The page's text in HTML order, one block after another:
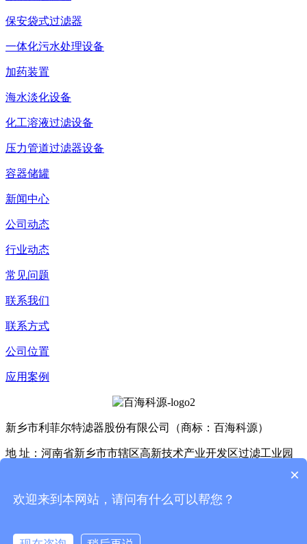
保安袋式过滤器
一体化污水处理设备
加药装置
海水淡化设备
化工溶液过滤设备
压力管道过滤器设备
容器储罐
新闻中心
公司动态
行业动态
常见问题
联系我们
联系方式
公司位置
应用案例
新乡市利菲尔特滤器股份有限公司（商标：百海科源）
地 址：河南省新乡市市辖区高新技术产业开发区过滤工业园
Copyright © 2025 利菲尔特（商标：百海科源） 版权所有
ICP备11005909号-24
XML
×
欢迎来到本网站，请问有什么可以帮您？